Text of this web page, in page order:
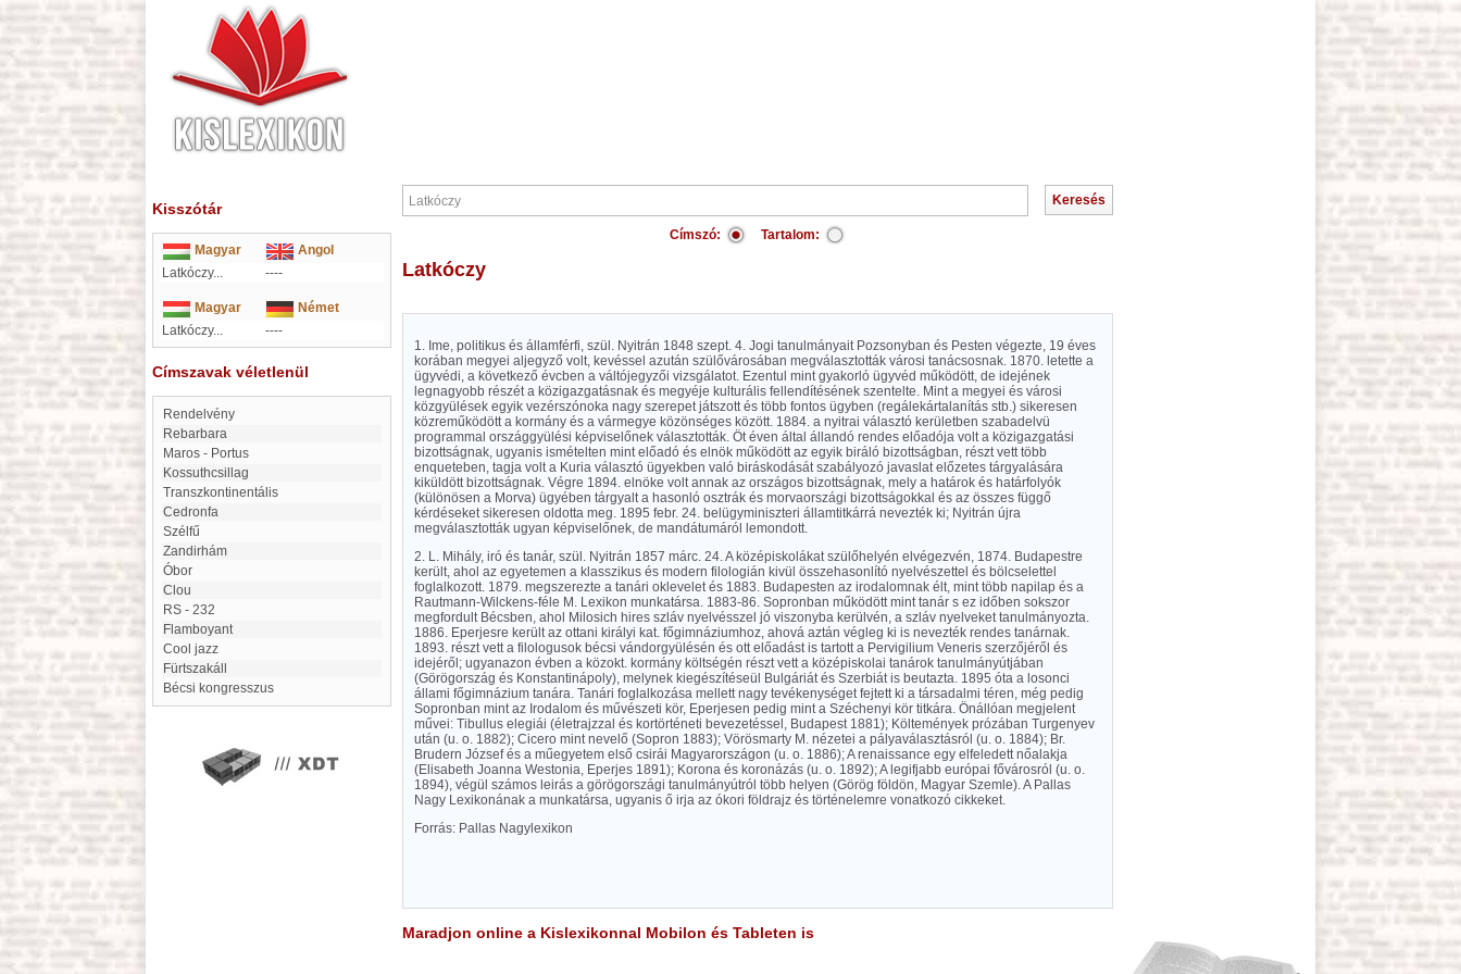
Kisszótár
Magyar
Angol
Latkóczy...
----
Magyar
Német
Latkóczy...
----
Címszavak véletlenül
Rendelvény
Rebarbara
Maros - Portus
Kossuthcsillag
Transzkontinentális
Cedronfa
Szélfű
Zandirhám
Óbor
clou
RS - 232
flamboyant
cool jazz
Fürtszakáll
Bécsi kongresszus
Címszó: Tartalom:
Latkóczy
1. Ime, politikus és államférfi, szül. Nyitrán 1848 szept. 4. Jogi tanulmányait Pozsonyban és Pesten végezte, 19 éves
korában megyei aljegyző volt, kevéssel azután szülővárosában megválasztották városi tanácsosnak. 1870. letette a
ügyvédi, a következő évcben a váltójegyzői vizsgálatot. Ezentul mint gyakorló ügyvéd működött, de idejének
legnagyobb részét a közigazgatásnak és megyéje kulturális fellendítésének szentelte. Mint a megyei és városi
közgyülések egyik vezérszónoka nagy szerepet játszott és több fontos ügyben (regálekártalanítás stb.) sikeresen
közreműködött a kormány és a vármegye közönséges között. 1884. a nyitrai választó kerületben szabadelvü
programmal országgyülési képviselőnek választották. Öt éven által állandó rendes előadója volt a közigazgatási
bizottságnak, ugyanis ismételten mint előadó és elnök működött az egyik biráló bizottságban, részt vett több
enqueteben, tagja volt a Kuria választó ügyekben való biráskodását szabályozó javaslat előzetes tárgyalására
kiküldött bizottságnak. Végre 1894. elnöke volt annak az országos bizottságnak, mely a határok és határfolyók
(különösen a Morva) ügyében tárgyalt a hasonló osztrák és morvaországi bizottságokkal és az összes függő
kérdéseket sikeresen oldotta meg. 1895 febr. 24. belügyminiszteri államtitkárrá nevezték ki; Nyitrán újra
megválasztották ugyan képviselőnek, de mandátumáról lemondott.
2. L. Mihály, iró és tanár, szül. Nyitrán 1857 márc. 24. A középiskolákat szülőhelyén elvégezvén, 1874. Budapestre
került, ahol az egyetemen a klasszikus és modern filologián kivül összehasonlító nyelvészettel és bölcselettel
foglalkozott. 1879. megszerezte a tanári oklevelet és 1883. Budapesten az irodalomnak élt, mint több napilap és a
Rautmann-Wilckens-féle M. Lexikon munkatársa. 1883-86. Sopronban működött mint tanár s ez időben sokszor
megfordult Bécsben, ahol Milosich hires szláv nyelvésszel jó viszonyba kerülvén, a szláv nyelveket tanulmányozta.
1886. Eperjesre került az ottani királyi kat. főgimnáziumhoz, ahová aztán végleg ki is nevezték rendes tanárnak.
1893. részt vett a filologusok bécsi vándorgyülésén és ott előadást is tartott a Pervigilium Veneris szerzőjéről és
idejéről; ugyanazon évben a közokt. kormány költségén részt vett a középiskolai tanárok tanulmányútjában
(Görögország és Konstantinápoly), melynek kiegészítéseül Bulgáriát és Szerbiát is beutazta. 1895 óta a losonci
állami főgimnázium tanára. Tanári foglalkozása mellett nagy tevékenységet fejtett ki a társadalmi téren, még pedig
Sopronban mint az Irodalom és művészeti kör, Eperjesen pedig mint a Széchenyi kör titkára. Önállóan megjelent
művei: Tibullus elegiái (életrajzzal és kortörténeti bevezetéssel, Budapest 1881); Költemények prózában Turgenyev
után (u. o. 1882); Cicero mint nevelő (Sopron 1883); Vörösmarty M. nézetei a pályaválasztásról (u. o. 1884); Br.
Brudern József és a műegyetem első csirái Magyarországon (u. o. 1886); A renaissance egy elfeledett nőalakja
(Elisabeth Joanna Westonia, Eperjes 1891); Korona és koronázás (u. o. 1892); A legifjabb európai fővárosról (u. o.
1894), végül számos leirás a görögországi tanulmányútról több helyen (Görög földön, Magyar Szemle). A Pallas
Nagy Lexikonának a munkatársa, ugyanis ő irja az ókori földrajz és történelemre vonatkozó cikkeket.
Forrás: Pallas Nagylexikon
Maradjon online a Kislexikonnal Mobilon és Tableten is